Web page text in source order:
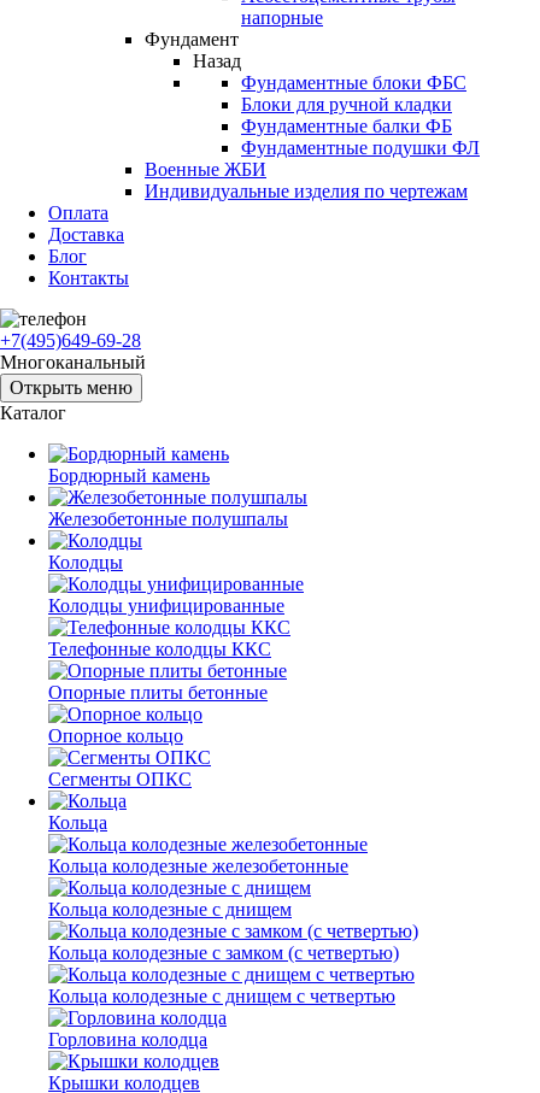
напорные
Фундамент
Назад
Фундаментные блоки ФБС
Блоки для ручной кладки
Фундаментные балки ФБ
Фундаментные подушки ФЛ
Военные ЖБИ
Индивидуальные изделия по чертежам
Оплата
Доставка
Блог
Контакты
+7(495)649-69-28
Многоканальный
Открыть меню
Каталог
Бордюрный камень
Железобетонные полушпалы
Колодцы
Колодцы унифицированные
Телефонные колодцы ККС
Опорные плиты бетонные
Опорное кольцо
Сегменты ОПКС
Кольца
Кольца колодезные железобетонные
Кольца колодезные с днищем
Кольца колодезные с замком (с четвертью)
Кольца колодезные с днищем с четвертью
Горловина колодца
Крышки колодцев